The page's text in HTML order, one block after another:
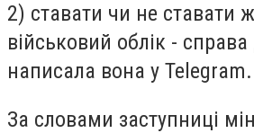
2) ставати чи не ставати
військовий облік -
написала вона у Telegram.
За словами заступниці